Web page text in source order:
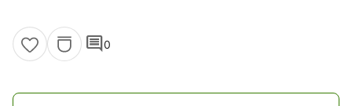
comment0